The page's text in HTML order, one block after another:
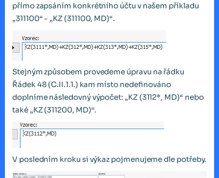
přímo zapsáním konkrétního účtu v našem příkladu
„311100“ - „KZ (311100, MD)“.
Stejným způsobem provedeme úpravu na řádku
Řádek 48 (C.II.1.1.) kam místo nedefinováno
doplníme následovný výpočet: „KZ (3112*, MD)“ nebo
také „KZ (311200, MD)“.
V posledním kroku si výkaz pojmenujeme dle potřeby.